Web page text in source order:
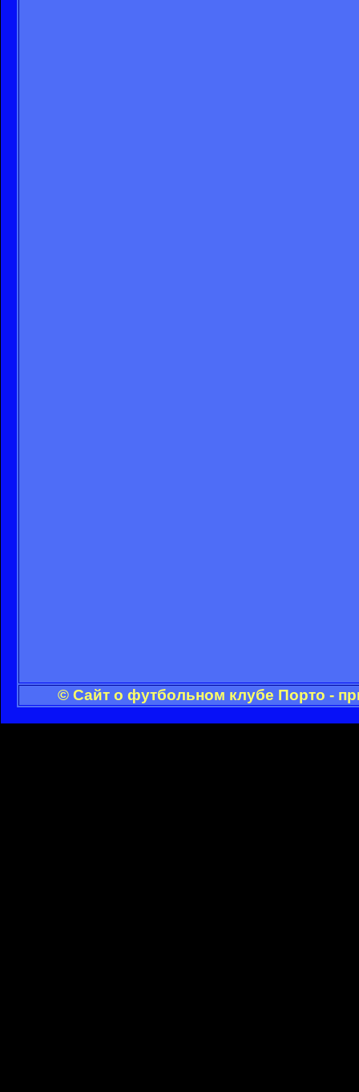
© Сайт о футбольном клубе Порто -